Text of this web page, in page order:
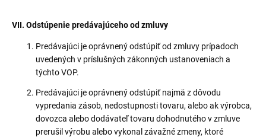
VII. Odstúpenie predávajúceho od zmluvy
Predávajúci je oprávnený odstúpiť od zmluvy prípadoch
uvedených v príslušných zákonných ustanoveniach a
týchto VOP.
Predávajúci je oprávnený odstúpiť najmä z dôvodu
vypredania zásob, nedostupnosti tovaru, alebo ak výrobca,
dovozca alebo dodávateľ tovaru dohodnutého v zmluve
prerušil výrobu alebo vykonal závažné zmeny, ktoré